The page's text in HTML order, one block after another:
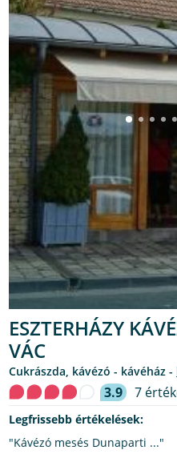
ESZTERHÁZY
VÁC
cukrászda, kávézó - kávéház -
3.9 7
Legfrissebb értékelések:
"Kávézó mesés Dunaparti ..."